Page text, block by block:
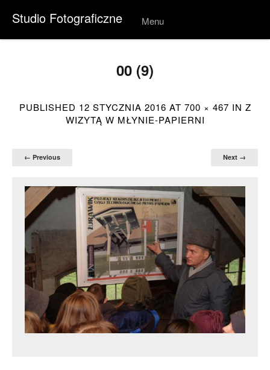
Studio Fotograficzne Menu
Skip to
00 (9)
PUBLISHED 12 STYCZNIA 2016 AT 700 × 467 IN Z
WIZYTĄ W MŁYNIE-PAPIERNI
← Previous Next →